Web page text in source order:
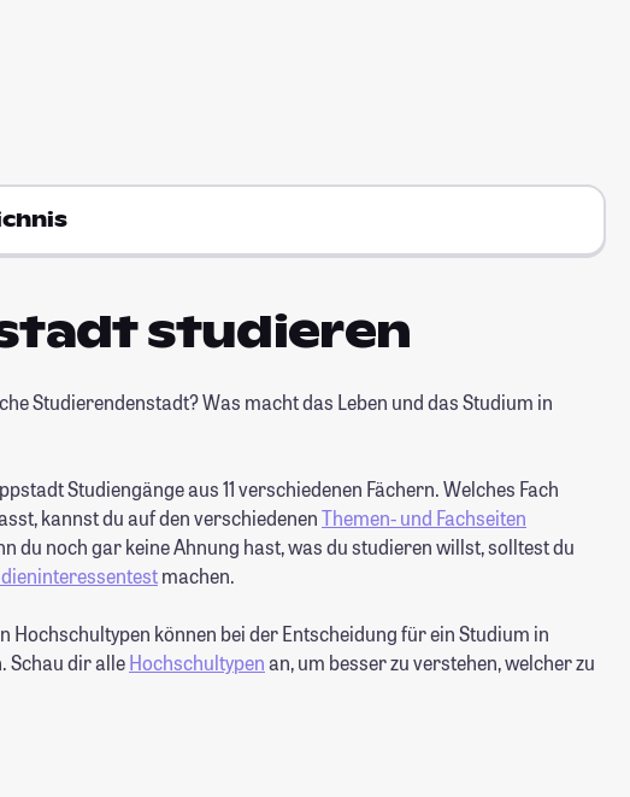
studieren
Studierendenstadt? Was macht das Leben und das Studium in
Studiengänge aus 11 verschiedenen Fächern. Welches Fach
kannst du auf den verschiedenenThemen- und Fachseiten
du noch gar keine Ahnung hast, was du studieren willst, solltest du
machen.
Hochschultypen können bei der Entscheidung für ein Studium in
Schau dir alleHochschultypenan, um besser zu verstehen, welcher zu